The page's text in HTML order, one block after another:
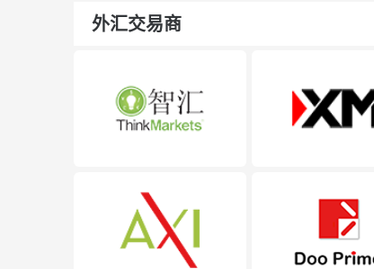
外汇交易商